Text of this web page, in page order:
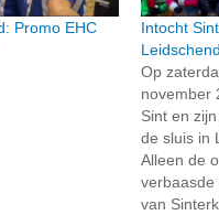
Promo EHC
Intocht
Op
november
Sint en
de sluis in
Alleen de
verbaasde
van